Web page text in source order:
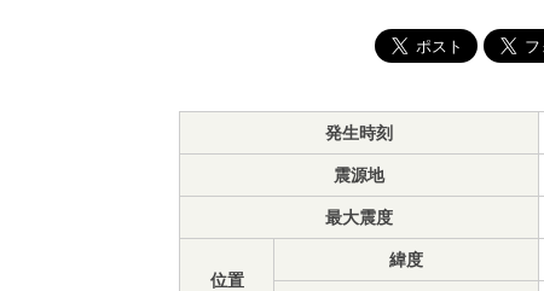
発生時刻
震源地
最大震度
位置
緯度